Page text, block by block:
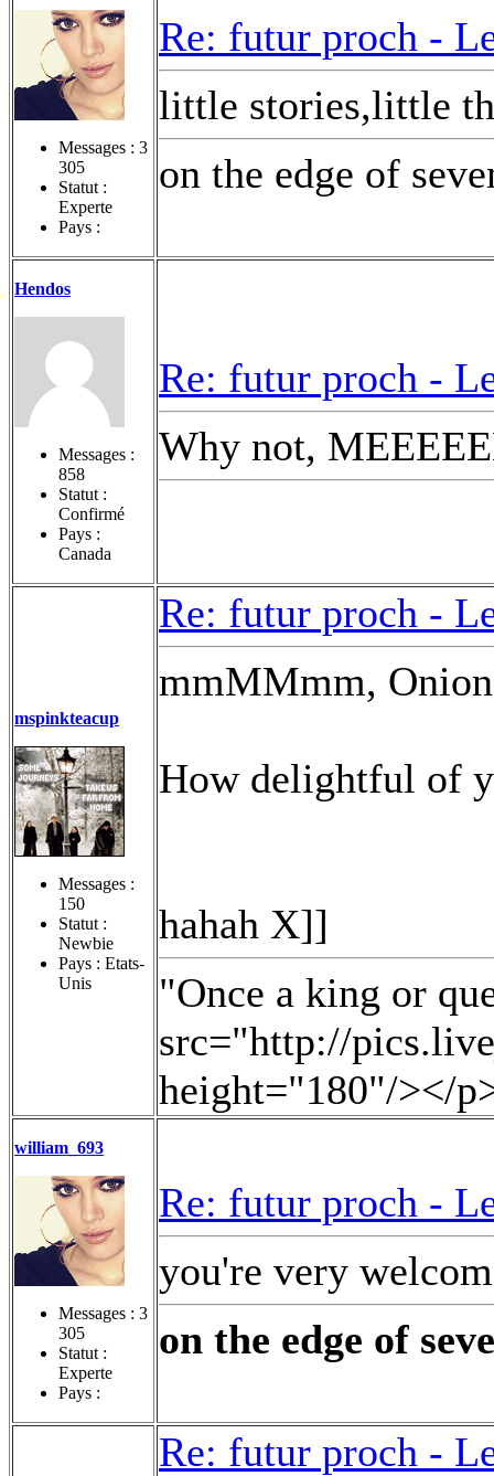
Messages : 3
305
Statut :
Experte
Pays :
Re: futur proch -
little stories,little
on the edge of
Hendos
Messages :
858
Statut :
Confirmé
Pays :
Canada
Re: futur proch -
Why not,
mspinkteacup
Messages :
150
Statut :
Newbie
Pays : Etats-
Unis
Re: futur proch -
mmMMmm,
How delightful of
hahah X]]
"Once a king or
src="http://
height="180"/></
william_693
Messages : 3
305
Statut :
Experte
Pays :
Re: futur proch -
you're very
on the edge of
Re: futur proch -